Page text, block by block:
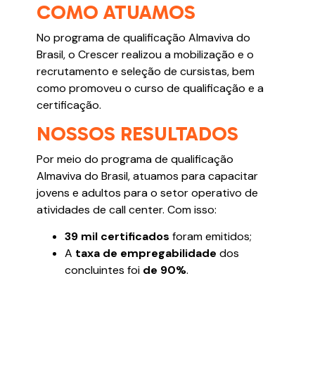
COMO ATUAMOS
No programa de qualificação Almaviva do
Brasil, o Crescer realizou a mobilização e o
recrutamento e seleção de cursistas, bem
como promoveu o curso de qualificação e a
certificação.
NOSSOS RESULTADOS
Por meio do programa de qualificação
Almaviva do Brasil, atuamos para capacitar
jovens e adultos para o setor operativo de
atividades de call center. Com isso:
39 mil certificados foram emitidos;
A taxa de empregabilidade dos
concluintes foi de 90%.